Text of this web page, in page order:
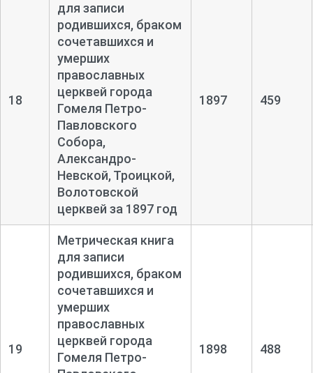
18
для записи
родившихся, браком
сочетавшихся и
умерших
православных
церквей города
Гомеля Петро-
Павловского
Собора,
Александро-
Невской, Троицкой,
Волотовской
церквей за 1897 год
1897 459
19
Метрическая книга
для записи
родившихся, браком
сочетавшихся и
умерших
православных
церквей города
Гомеля Петро-
1898 488